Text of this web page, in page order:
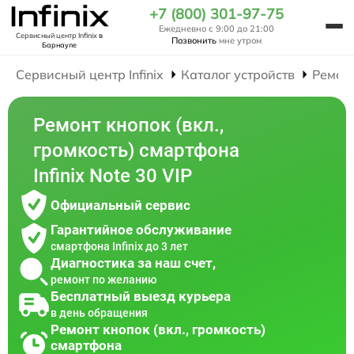
Сервисный центр Infinixв
Барнауле
+7 (800) 301-97-75
Ежедневно с 9:00 до 21:00
Позвонить мне утром
Сервисный центр Infinix Каталог устройств
Ремонт кнопок (вкл.,
громкость) смартфона
Infinix Note 30 VIP
Официальный сервис
Гарантийное обслуживание
смартфона Infinix до 3 лет
Диагностика за наш счет,
ремонт по желанию
Бесплатный выезд курьера
в день обращения
Ремонт кнопок (вкл., громкость)
смартфона